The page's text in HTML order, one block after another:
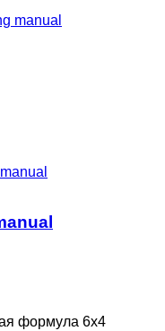
формула 6x4